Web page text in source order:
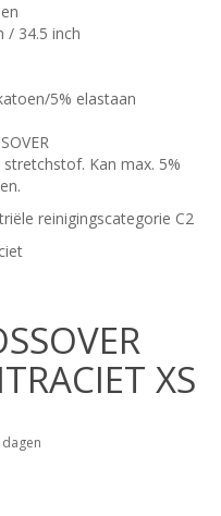
/ 34.5 inch
5% elastaan
stretchstof. Kan max. 5%
reinigingscategorie C2
XS